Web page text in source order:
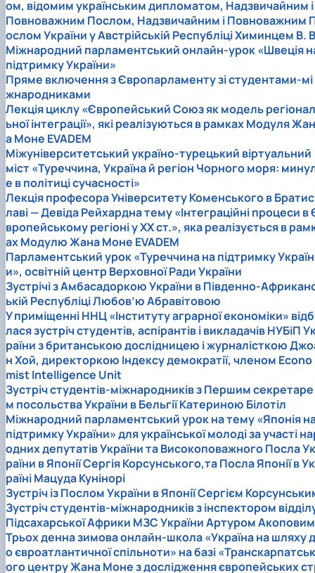
ом, відомим українським дипломатом, Надзвичайним і
Повноважним Послом, Надзвичайним і Повноважним
ослом України у Австрійській Республіці Химинцем В.
Міжнародний парламентський онлайн-урок «Швеція
підтримку України»
Пряме включення з Європарламенту зі студентами-мі
жнародниками
Лекція циклу «Європейський Союз як модель регіонал
ьної інтеграції», які реалізуються в рамках Модуля Жан
а Моне EVADEM
Міжуніверситетський україно-турецький віртуальний
міст «Туреччина, Україна й регіон Чорного моря:
е в політиці сучасності»
Лекція професора Університету Коменського в Братис
лаві — Девіда Рейхардна тему «Інтеграційні процеси в
вропейському регіоні у XX ст.», яка реалізується в
ах Модулю Жана Моне EVADEM
Парламентський урок «Туреччина на підтримку Україн
и», освітній центр Верховної Ради України
Зустрічі з Амбасадоркою України в Південно-
ькій Республіці Любов’ю Абравітовою
У приміщенні ННЦ «Інституту аграрної економіки»
лася зустріч студентів, аспірантів і викладачів НУБіП
раїни з британською дослідницею і журналісткою
н Хой, директоркою Індексу демократії, членом Econo
mist Intelligence Unit
Зустріч студентів-міжнародників з Першим секретаре
м посольства України в Бельгії Катериною Білотіл
Міжнародний парламентський урок на тему «Японія
підтримку України» для української молоді за участі
одних депутатів України та Високоповажного Посла Ук
раїни в Японії Сергія Корсунського,та Посла Японії в Ук
раїні Мацуда Кунінорі
Зустріч із Послом України в Японії Сергієм
Зустріч студентів-міжнародників з інспектором
Підсахарської Африки МЗС України Артуром Акоповим
Трьох денна зимова онлайн-школа «Україна на шляху д
о євроатлантичної спільноти» на базі «Транскарпатськ
ого центру Жана Моне з дослідження європейських